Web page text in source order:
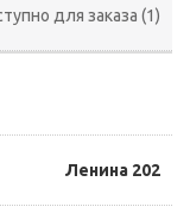
для заказа (1)
Ленина 202